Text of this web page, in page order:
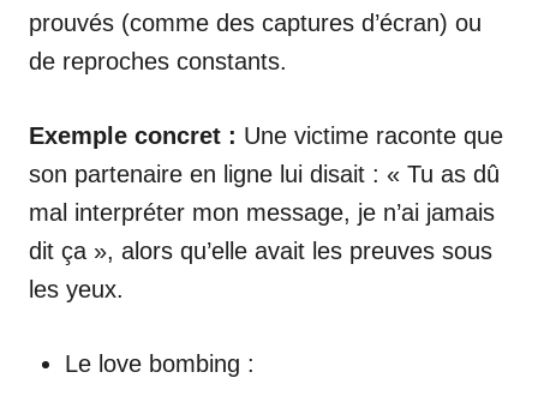
prouvés (comme des captures d’écran) ou
de reproches constants.
Exemple concret : Une victime raconte que
son partenaire en ligne lui disait : « Tu as dû
mal interpréter mon message, je n’ai jamais
dit ça », alors qu’elle avait les preuves sous
les yeux.
Le love bombing :